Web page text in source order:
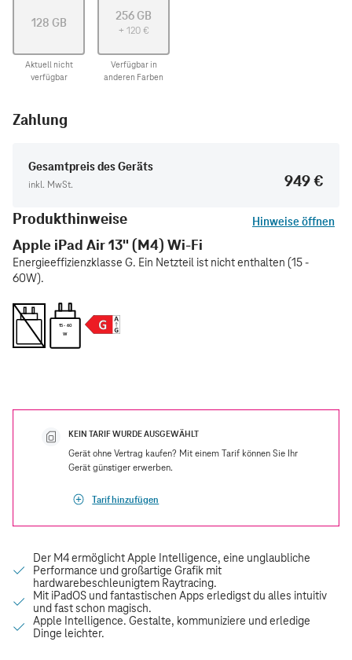
128 GB
Aktuell nicht
verfügbar
256 GB
+ 120 €
Verfügbar in
anderen Farben
Zahlung
Gesamtpreis des Geräts
inkl. MwSt.
949 €
Produkthinweise
Hinweise öffnen
Apple iPad Air 13" (M4) Wi-Fi
Energieeffizienzklasse G. Ein Netzteil ist nicht enthalten (15 -
60W).
15 - 60
W
KEIN TARIF WURDE AUSGEWÄHLT
Gerät ohne Vertrag kaufen? Mit einem Tarif können Sie Ihr
Gerät günstiger erwerben.
Tarif hinzufügen